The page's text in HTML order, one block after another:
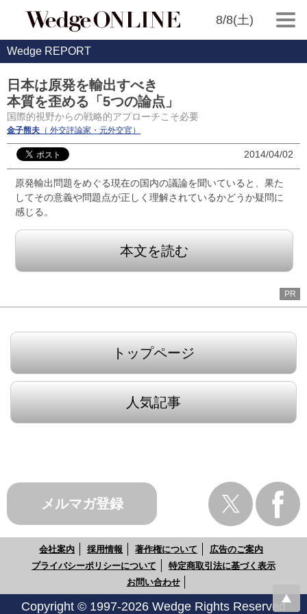
8/8(土)
Wedge REPORT
日本は原発を輸出すべき
本質を歪める「5つの論点」
国際的視野からの戦略的アプローチこそ必要
金子熊夫 （ 外交評論家・元外交官）
2014/04/02
原発輸出問題をめぐる現在の国内の議論を聞いていると、果た
してその意義や問題点が正しく理解されているかどうか疑問に
感じる。
本文を読む
PR
トップページ
人気記事
メルマガ登録
会社案内 採用情報 著作権について
広告のご案内
プライバシーポリシーについて
特定商取引法に基づく表示
お問い合わせ
Copyright © 1997-2026 Wedge Rights Reserved